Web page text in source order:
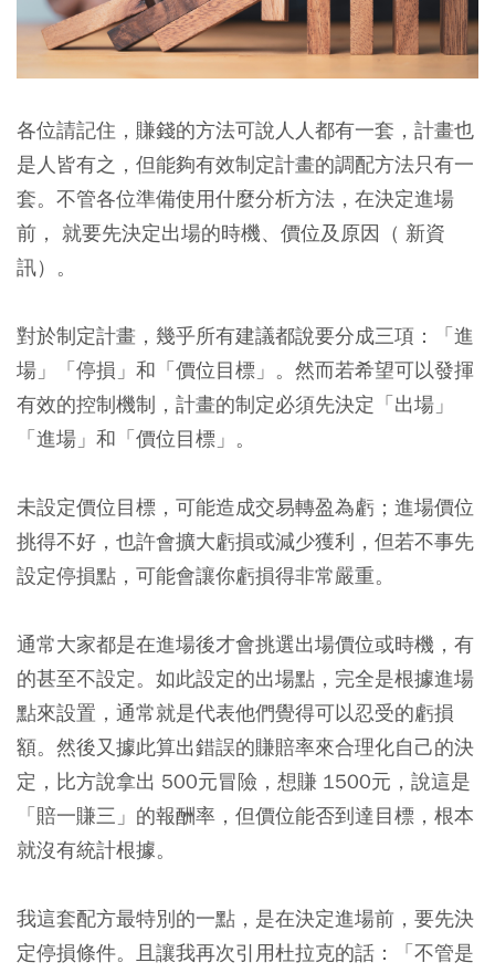
各位請記住，賺錢的方法可說人人都有一套，計畫也
是人皆有之，但能夠有效制定計畫的調配方法只有一
套。不管各位準備使用什麼分析方法，在決定進場
前， 就要先決定出場的時機、價位及原因（ 新資
訊）。
對於制定計畫，幾乎所有建議都說要分成三項：「進
場」「停損」和「價位目標」。 然而若希望可以發揮
有效的控制機制，計畫的制定必須先決定「出場」
「進場」和「價位目標」。
未設定價位目標，可能造成交易轉盈為虧；進場價位
挑得不好，也許會擴大虧損或減少獲利，但若不事先
設定停損點，可能會讓你虧損得非常嚴重。
通常大家都是在進場後才會挑選出場價位或時機，有
的甚至不設定。如此設定的出場點，完全是根據進場
點來設置，通常就是代表他們覺得可以忍受的虧損
額。然後又據此算出錯誤的賺賠率來合理化自己的決
定，比方說拿出 500元冒險，想賺 1500元，說這是
「賠一賺三」的報酬率，但價位能否到達目標，根本
就沒有統計根據。
我這套配方最特別的一點，是在決定進場前，要先決
定停損條件。且讓我再次引用杜拉克的話：「不管是